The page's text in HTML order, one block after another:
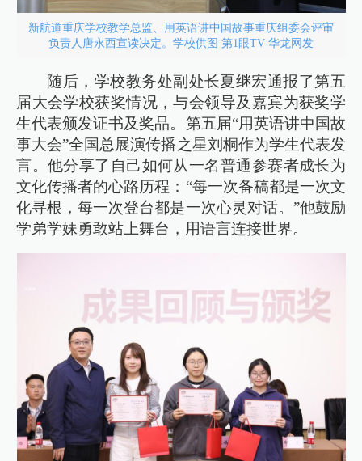
新航道重庆学校教学总监、用英语讲中国故事重庆组委会评审
负责人唐永西宣读决定。学校供图 第1眼TV-华龙网发
随后，学校教务处副处长夏继宏通报了第五
届大会学校获奖情况，与会领导及嘉宾为获奖学
生代表颁发证书及奖品。第五届“用英语讲中国故
事大会”全国总展演传播之星刘桐作为学生代表发
言。他分享了自己如何从一名普通参赛者成长为
文化传播者的心路历程：“每一次备稿都是一次文
化寻根，每一次登台都是一次心灵对话。”他鼓励
学弟学妹勇敢站上舞台，用语言连接世界。